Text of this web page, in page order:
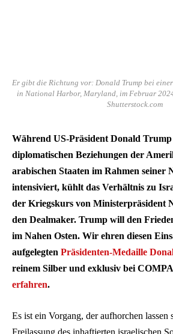
Er gibt die Richtung vor: Donald Trump bei
in National Harbor, Maryland, im Februar
Shutterstock.com
Während US-Präsident Donald Trump
diplomatischen Beziehungen der
arabischen Staaten im Rahmen seiner
intensiviert, kühlt das Verhältnis zu
der Kriegskurs von Ministerpräsident
den Dealmaker. Trump will den
im Nahen Osten. Wir ehren diesen
aufgelegten Präsidenten-Medaille
reinem Silber und exklusiv bei
erfahren.
Es ist ein Vorgang, der aufhorchen lassen
Freilassung des inhaftierten israelischen